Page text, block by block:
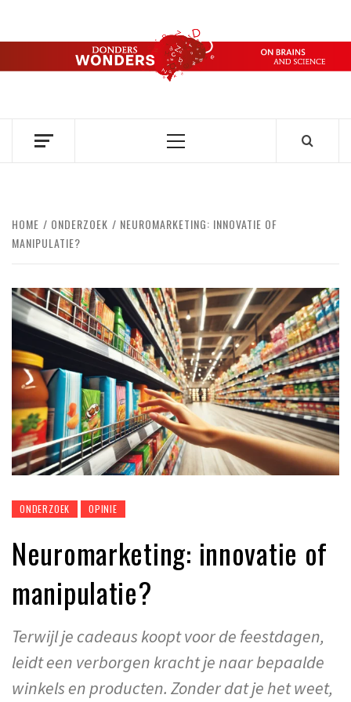
de
DONDERS
OVER HERSENEN EN WETENSCHAP // ON BRAINS AND
Primair
HOME ONDERZOEK
NEUROMARKETING: INNOVATIE OF
MANIPULATIE?
ONDERZOEK OPINIE
Neuromarketing: innovatie of
manipulatie?
Terwijl je cadeaus koopt voor de feestdagen,
leidt een verborgen kracht je naar bepaalde
winkels en producten. Zonder dat je het weet,